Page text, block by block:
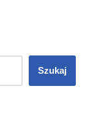
Szukaj